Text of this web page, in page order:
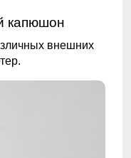
капюшон
внешних